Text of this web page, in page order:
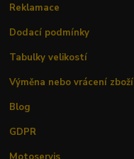
Reklamace
Dodací podmínky
Tabulky velikostí
Výměna nebo vrácení zboží
Blog
GDPR